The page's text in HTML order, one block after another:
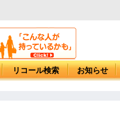
リコール検索 お知らせ